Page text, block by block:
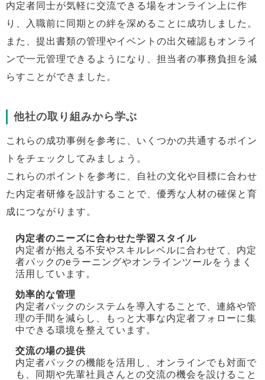
内定者同士が気軽に交流できる場をオンライン上に作
り、入職前に同期との絆を深めることに成功しました。
また、提出書類の管理やイベントの出欠確認もオンライ
ンで一元管理できるようになり、担当者の事務負担を減
らすことができました。
他社の取り組みから学ぶ
これらの成功事例を参考に、いくつかの共通するポイン
トをチェックしてみましょう。
これらのポイントを参考に、自社の文化や目標に合わせ
た内定者研修を設計することで、優秀な人材の確保と育
成につながります。
内定者のニーズに合わせた学習スタイル
内定者が抱える不安やスキルレベルに合わせて、内定
者パックのeラーニングやオンラインツールをうまく
活用しています。
効率的な管理
内定者パックのシステムを導入することで、連絡や管
理の手間を減らし、もっと大事な内定者フォローに集
中できる環境を整えています。
交流の場の提供
内定者パックの機能を活用し、オンラインでも対面で
も、同期や先輩社員さんとの交流の機会を設けること